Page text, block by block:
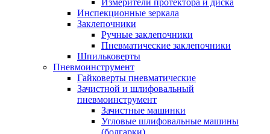
Измерители протектора и диска
Инспекционные зеркала
Заклепочники
Ручные заклепочники
Пневматические заклепочники
Шпильковерты
Пневмоинструмент
Гайковерты пневматические
Зачистной и шлифовальный
пневмоинструмент
Зачистные машинки
Угловые шлифовальные машины
(болгарки)